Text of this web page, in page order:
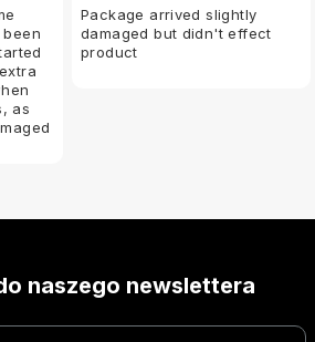
as
Package arrived slightly
damaged but didn't effect
product
naszego newslettera